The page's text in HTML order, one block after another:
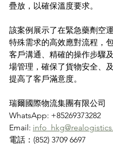
疊放，以確保溫度要求。
該案例展示了在緊急藥劑空
特殊需求的高效應對流程，
客戶溝通、精確的操作步驟
場管理，確保了貨物安全、
提高了客戶滿意度。
瑞爾國際物流集團有限公司
WhatsApp: +85269373282
Email:
電話：(852) 3709 6697